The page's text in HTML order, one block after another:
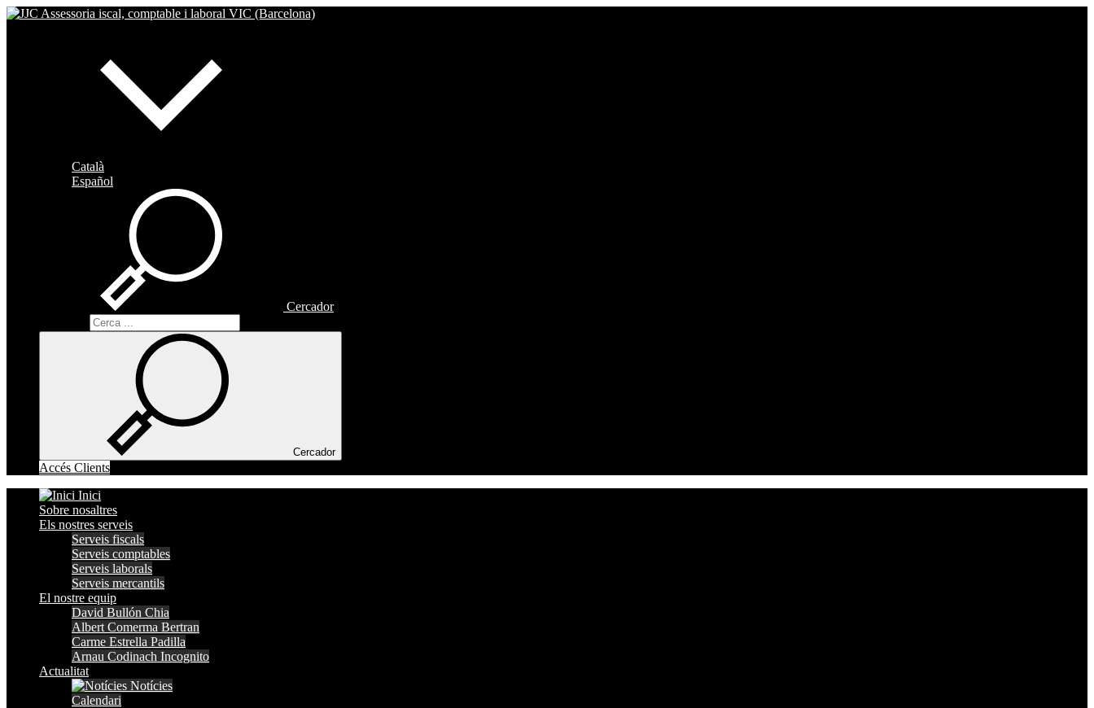
Català
Español
Cercador
Cercador
Accés Clients
Inici
Sobre nosaltres
Els nostres serveis
Serveis fiscals
Serveis comptables
Serveis laborals
Serveis mercantils
El nostre equip
David Bullón Chia
Albert Comerma Bertran
Carme Estrella Padilla
Arnau Codinach Incognito
Actualitat
Notícies
Calendari